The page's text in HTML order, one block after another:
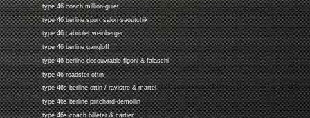
type 46 coach million-guiet
type 46 berline sport salon saoutchik
type 46 cabriolet weinberger
type 46 berline gangloff
type 46 berline decouvrable figoni & falaschi
type 46 roadster ottin
type 46s berline ottin / ravistre & martel
type 46s berline pritchard-demollin
type 46s coach billeter & cartier